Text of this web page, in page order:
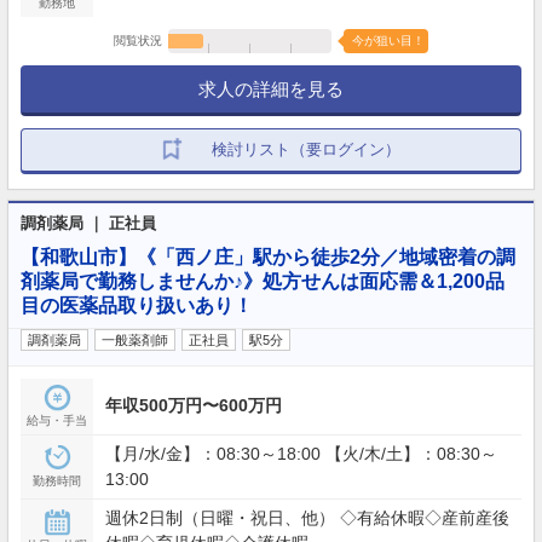
閲覧状況 今が狙い目！
求人の詳細を見る
検討リスト（要ログイン）
調剤薬局 ｜ 正社員
【和歌山市】《「西ノ庄」駅から徒歩2分／地域密着の調
剤薬局で勤務しませんか♪》処方せんは面応需＆1,200品
目の医薬品取り扱いあり！
調剤薬局 一般薬剤師 正社員 駅5分
給与・手当
年収500万円〜600万円
勤務時間
【月/水/金】：08:30～18:00 【火/木/土】：08:30～
13:00
週休2日制（日曜・祝日、他） ◇有給休暇◇産前産後